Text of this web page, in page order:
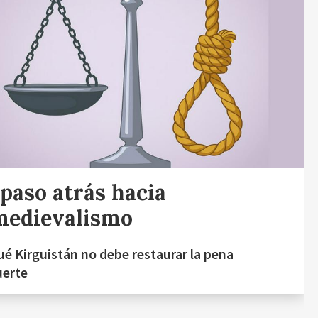
atrás hacia
Kirguistán no debe restaurar la pena